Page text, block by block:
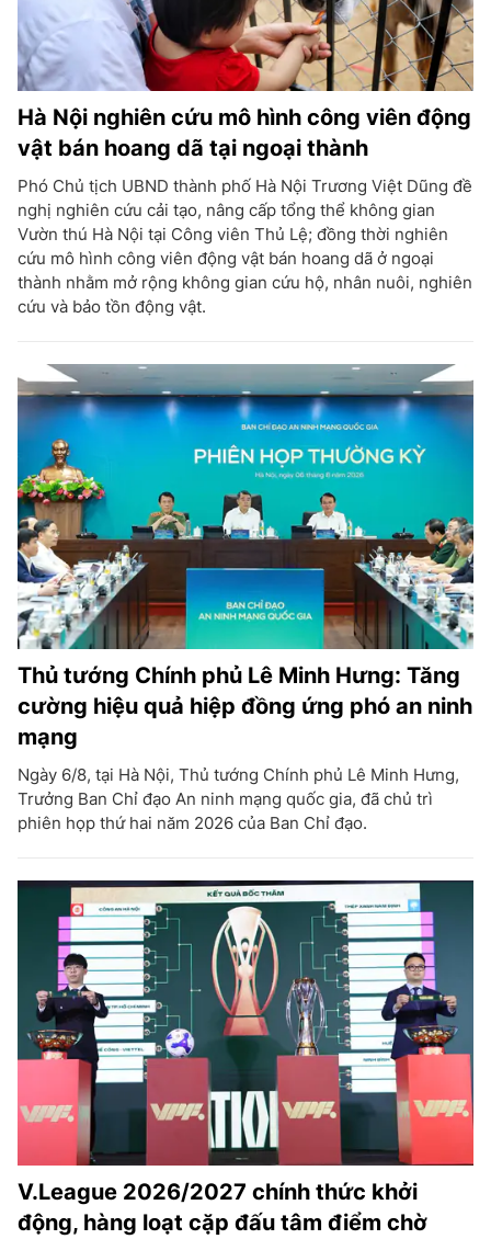
Hà Nội nghiên cứu mô hình công viên động
vật bán hoang dã tại ngoại thành
Phó Chủ tịch UBND thành phố Hà Nội Trương Việt Dũng đề
nghị nghiên cứu cải tạo, nâng cấp tổng thể không gian
Vườn thú Hà Nội tại Công viên Thủ Lệ; đồng thời nghiên
cứu mô hình công viên động vật bán hoang dã ở ngoại
thành nhằm mở rộng không gian cứu hộ, nhân nuôi, nghiên
cứu và bảo tồn động vật.
Thủ tướng Chính phủ Lê Minh Hưng: Tăng
cường hiệu quả hiệp đồng ứng phó an ninh
mạng
Ngày 6/8, tại Hà Nội, Thủ tướng Chính phủ Lê Minh Hưng,
Trưởng Ban Chỉ đạo An ninh mạng quốc gia, đã chủ trì
phiên họp thứ hai năm 2026 của Ban Chỉ đạo.
V.League 2026/2027 chính thức khởi
động, hàng loạt cặp đấu tâm điểm chờ